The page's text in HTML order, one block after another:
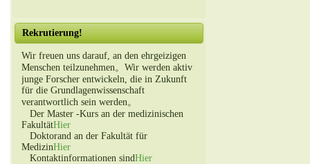
Rekrutierung!
Wir freuen uns darauf, an den ehrgeizigen
Menschen teilzunehmen。Wir werden aktiv
junge Forscher entwickeln, die in Zukunft
für die Grundlagenwissenschaft
verantwortlich sein werden。
Der Master -Kurs an der medizinischen
FakultätHier
Doktorand an der Fakultät für
MedizinHier
Kontaktinformationen sindHier